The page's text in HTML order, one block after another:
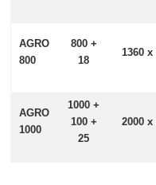
AGRO
800
800 +
18
1360 x
AGRO
1000
1000 +
100 +
25
2000 x